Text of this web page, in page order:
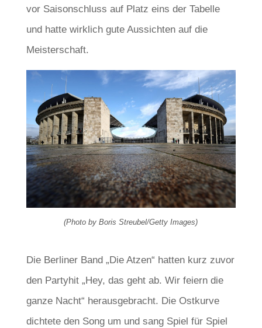
vor Saisonschluss auf Platz eins der Tabelle
und hatte wirklich gute Aussichten auf die
Meisterschaft.
(Photo by Boris Streubel/Getty Images)
Die Berliner Band „Die Atzen“ hatten kurz zuvor
den Partyhit „Hey, das geht ab. Wir feiern die
ganze Nacht“ herausgebracht. Die Ostkurve
dichtete den Song um und sang Spiel für Spiel